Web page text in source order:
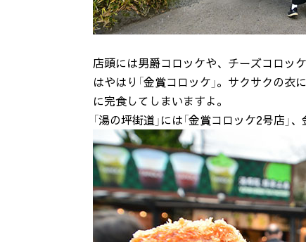
店頭には男爵コロッケや、チーズコロッ
はやはり「金賞コロッケ」。サクサクの
に完食してしまいますよ。
「湯の坪街道」には「金賞コロッケ2号店